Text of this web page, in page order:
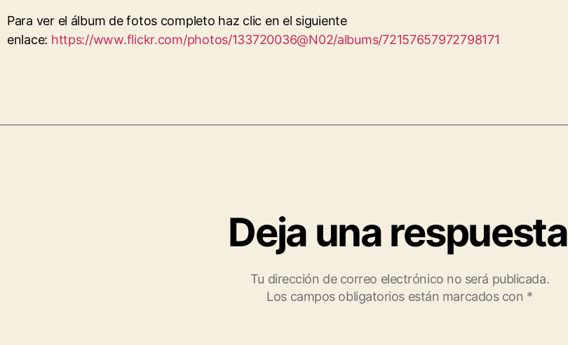
Para ver el álbum de fotos completo haz clic en el siguiente
enlace: https://www.flickr.com/photos/133720036@N02/albums/72157657972798171
Deja una respuesta
Tu dirección de correo electrónico no será publicada.
Los campos obligatorios están marcados con *